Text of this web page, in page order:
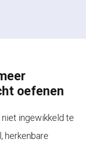
oefenen
ingewikkeld te
herkenbare